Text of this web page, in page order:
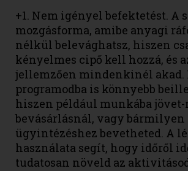
+1. Nem igényel befektetést. A
mozgásforma, amibe anyagi
nélkül belevághatsz, hiszen
kényelmes cipő kell hozzá, és
jellemzően mindenkinél akad.
programodba is könnyebb
hiszen például munkába jövet-
bevásárlásnál, vagy
ügyintézéshez bevetheted. A
használata segít, hogy időről
tudatosan növeld az